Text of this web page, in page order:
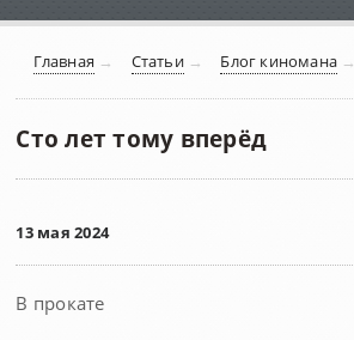
Главная → Статьи→ Блог киномана→
Сто лет тому вперёд
13 мая 2024
В прокате